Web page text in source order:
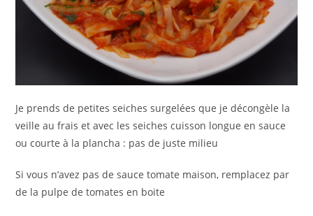
Je prends de petites seiches surgelées que je décongèle la
veille au frais et avec les seiches cuisson longue en sauce
ou courte à la plancha : pas de juste milieu
Si vous n’avez pas de sauce tomate maison, remplacez par
de la pulpe de tomates en boite